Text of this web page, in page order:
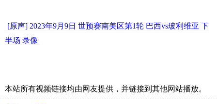
[原声] 2023年9月9日 世预赛南美区第1轮 巴西vs玻利维亚 下
半场 录像
本站所有视频链接均由网友提供，并链接到其他网站播放。